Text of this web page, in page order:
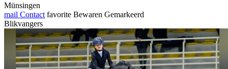
Münsingen
mail Contact favorite Bewaren Gemarkeerd
Blikvangers